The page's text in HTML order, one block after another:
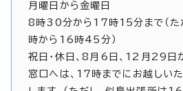
月曜日から金曜日
8時30分から17時15分まで（た
時から16時45分）
祝日・休日、8月6日、12月29日
窓口へは、17時までにお越しい